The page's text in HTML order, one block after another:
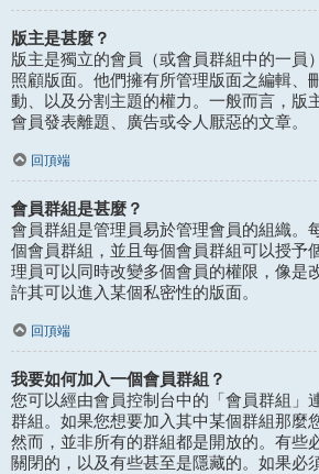
版主是甚麼？
版主是獨立的會員（或會員群組中的一員
照顧版面。他們擁有所管理版面之編輯、
動、以及分割主題的權力。一般而言，版
會員發表離題、廣告或令人厭惡的文章。
回頂端
會員群組是甚麼？
會員群組是管理員易於管理會員的組織。
個會員群組，並且每個會員群組可以授予
理員可以同時改變多個會員的權限，像是
許其可以進入某個私密性的版面。
回頂端
我要如何加入一個會員群組？
您可以經由會員控制台中的「會員群組」
群組。如果您想要加入其中某個群組那麼
然而，並非所有的群組都是開放的。有些
關閉的，以及有些甚至是隱藏的。如果必